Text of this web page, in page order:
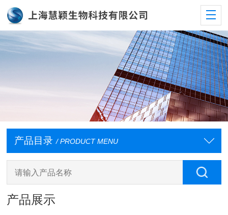
产品目录 / PRODUCT MENU
产品展示